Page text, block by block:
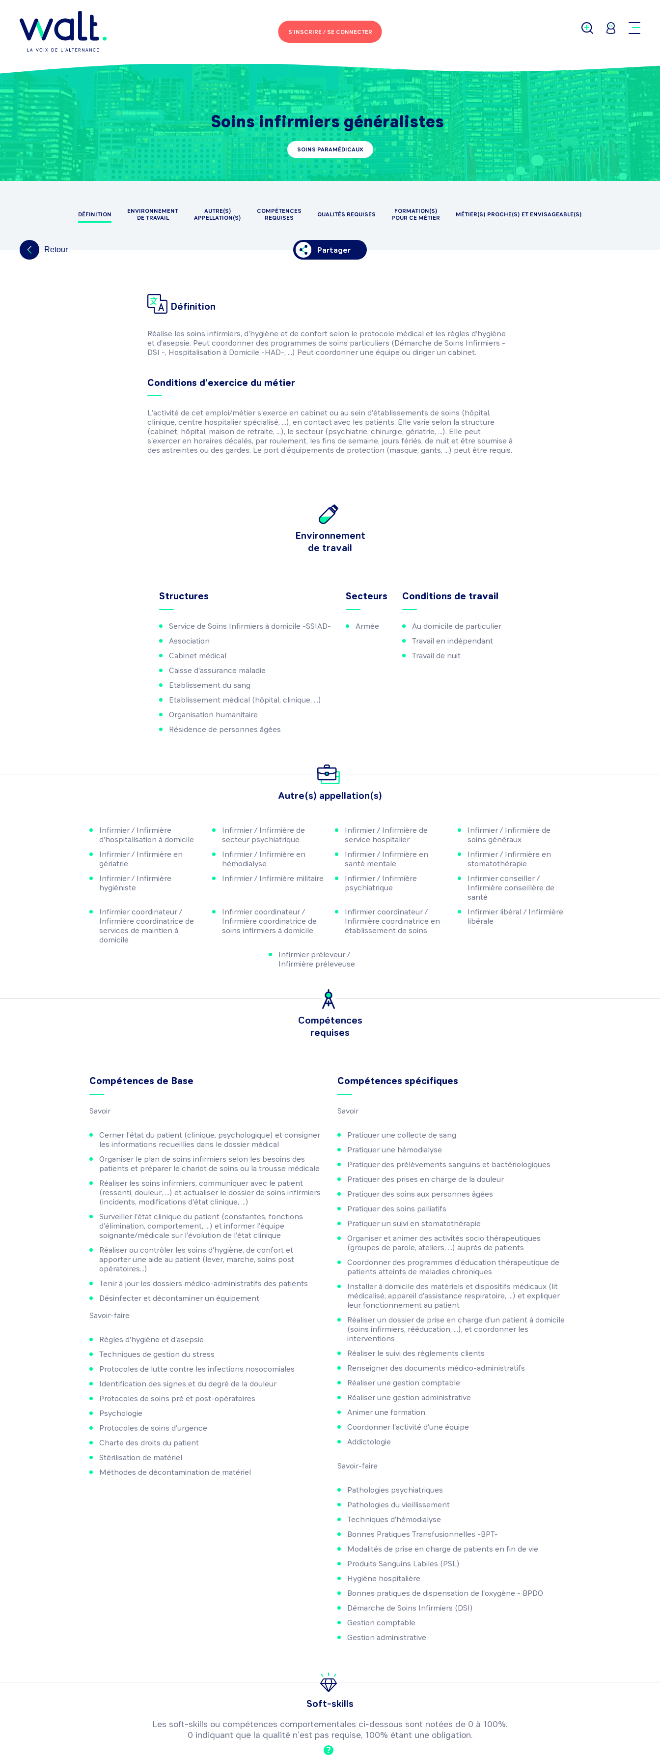
S'INSCRIRE /SE CONNECTER
Soins infirmiers généralistes
SOINS PARAMÉDICAUX
DÉFINITION
ENVIRONNEMENT
DE TRAVAIL
AUTRE(S)
APPELLATION(S)
COMPÉTENCES
REQUISES
QUALITÉS REQUISES
FORMATION(S)
POUR CE MÉTIER
MÉTIER(S) PROCHE(S) ET ENVISAGEABLE(S)
Retour Partager
Définition
Réalise les soins infirmiers, d'hygiène et de confort selon le protocole médical et les règles d'hygiène
et d'asepsie. Peut coordonner des programmes de soins particuliers (Démarche de Soins Infirmiers -
DSI -, Hospitalisation à Domicile -HAD-, ...) Peut coordonner une équipe ou diriger un cabinet.
Conditions d’exercice du métier
L'activité de cet emploi/métier s'exerce en cabinet ou au sein d'établissements de soins (hôpital,
clinique, centre hospitalier spécialisé, ...), en contact avec les patients. Elle varie selon la structure
(cabinet, hôpital, maison de retraite, ...), le secteur (psychiatrie, chirurgie, gériatrie, ...). Elle peut
s'exercer en horaires décalés, par roulement, les fins de semaine, jours fériés, de nuit et être soumise à
des astreintes ou des gardes. Le port d'équipements de protection (masque, gants, ...) peut être requis.
Environnement
de travail
Structures
Service de Soins Infirmiers à domicile -SSIAD-
Association
Cabinet médical
Caisse d'assurance maladie
Etablissement du sang
Etablissement médical (hôpital, clinique, ...)
Organisation humanitaire
Résidence de personnes âgées
Secteurs
Armée
Conditions de travail
Au domicile de particulier
Travail en indépendant
Travail de nuit
Autre(s) appellation(s)
Infirmier / Infirmière
d'hospitalisation à domicile
Infirmier / Infirmière de
secteur psychiatrique
Infirmier / Infirmière de
service hospitalier
Infirmier / Infirmière de
soins généraux
Infirmier / Infirmière en
gériatrie
Infirmier / Infirmière en
hémodialyse
Infirmier / Infirmière en
santé mentale
Infirmier / Infirmière en
stomatothérapie
Infirmier / Infirmière
hygiéniste
Infirmier / Infirmière militaire
Infirmier / Infirmière
psychiatrique
Infirmier conseiller /
Infirmière conseillère de
santé
Infirmier coordinateur /
Infirmière coordinatrice de
services de maintien à
domicile
Infirmier coordinateur /
Infirmière coordinatrice de
soins infirmiers à domicile
Infirmier coordinateur /
Infirmière coordinatrice en
établissement de soins
Infirmier libéral / Infirmière
libérale
Infirmier préleveur /
Infirmière préleveuse
Compétences
requises
Compétences de Base
Savoir
Cerner l'état du patient (clinique, psychologique) et consigner
les informations recueillies dans le dossier médical
Organiser le plan de soins infirmiers selon les besoins des
patients et préparer le chariot de soins ou la trousse médicale
Réaliser les soins infirmiers, communiquer avec le patient
(ressenti, douleur, ...) et actualiser le dossier de soins infirmiers
(incidents, modifications d'état clinique, ...)
Surveiller l'état clinique du patient (constantes, fonctions
d'élimination, comportement, ...) et informer l'équipe
soignante/médicale sur l'évolution de l'état clinique
Réaliser ou contrôler les soins d'hygiène, de confort et
apporter une aide au patient (lever, marche, soins post
opératoires...)
Tenir à jour les dossiers médico-administratifs des patients
Désinfecter et décontaminer un équipement
Savoir-faire
Règles d'hygiène et d'asepsie
Techniques de gestion du stress
Protocoles de lutte contre les infections nosocomiales
Identification des signes et du degré de la douleur
Protocoles de soins pré et post-opératoires
Psychologie
Protocoles de soins d'urgence
Charte des droits du patient
Stérilisation de matériel
Méthodes de décontamination de matériel
Compétences spécifiques
Savoir
Pratiquer une collecte de sang
Pratiquer une hémodialyse
Pratiquer des prélèvements sanguins et bactériologiques
Pratiquer des prises en charge de la douleur
Pratiquer des soins aux personnes âgées
Pratiquer des soins palliatifs
Pratiquer un suivi en stomatothérapie
Organiser et animer des activités socio thérapeutiques
(groupes de parole, ateliers, ...) auprès de patients
Coordonner des programmes d'éducation thérapeutique de
patients atteints de maladies chroniques
Installer à domicile des matériels et dispositifs médicaux (lit
médicalisé, appareil d'assistance respiratoire, ...) et expliquer
leur fonctionnement au patient
Réaliser un dossier de prise en charge d'un patient à domicile
(soins infirmiers, rééducation, ...), et coordonner les
interventions
Réaliser le suivi des règlements clients
Renseigner des documents médico-administratifs
Réaliser une gestion comptable
Réaliser une gestion administrative
Animer une formation
Coordonner l'activité d'une équipe
Addictologie
Savoir-faire
Pathologies psychiatriques
Pathologies du vieillissement
Techniques d'hémodialyse
Bonnes Pratiques Transfusionnelles -BPT-
Modalités de prise en charge de patients en fin de vie
Produits Sanguins Labiles (PSL)
Hygiène hospitalière
Bonnes pratiques de dispensation de l'oxygène - BPDO
Démarche de Soins Infirmiers (DSI)
Gestion comptable
Gestion administrative
Soft-skills
Les soft-skills ou compétences comportementales ci-dessous sont notées de 0 à 100%.
0 indiquant que la qualité n’est pas requise, 100% étant une obligation.
?